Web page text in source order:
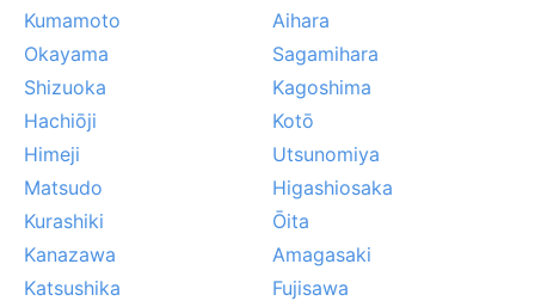
Kumamoto
Aihara
Okayama
Sagamihara
Shizuoka
Kagoshima
Hachiōji
Kotō
Himeji
Utsunomiya
Matsudo
Higashiosaka
Kurashiki
Ōita
Kanazawa
Amagasaki
Katsushika
Fujisawa